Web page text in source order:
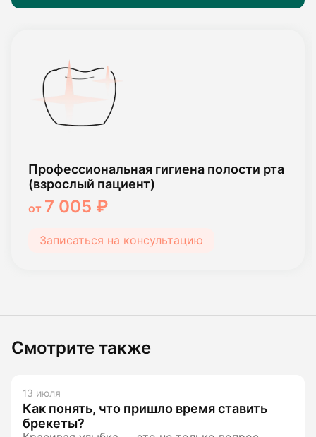
Профессиональная гигиена полости рта
(взрослый пациент)
от 7 005 ₽
Записаться на консультацию
Смотрите также
13 июля
Как понять, что пришло время ставить
брекеты?